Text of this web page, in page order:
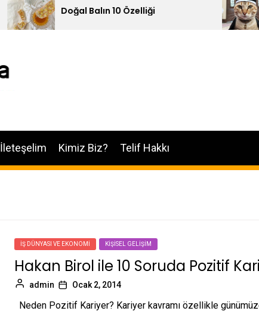
Doğal Balın 10 Özelliği
Kediler
İleteşelim Kimiz Biz? Telif Hakkı
İŞ DÜNYASI VE EKONOMI KIŞISEL GELIŞIM
Hakan Birol ile 10 Soruda Pozitif
admin Ocak 2, 2014
Neden Pozitif Kariyer? Kariyer kavramı özellikle